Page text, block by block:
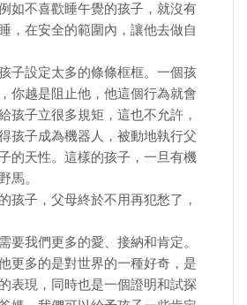
如不喜歡睡午覺的孩子，就沒有
，在安全的範圍內，讓他去做自
子設定太多的條條框框。一個孩
你越是阻止他，他這個行為就會
孩子立很多規矩，這也不允許，
孩子成為機器人，被動地執行父
的天性。這樣的孩子，一旦有機
馬。
孩子，父母終於不用再犯愁了，
要我們更多的愛、接納和肯定。
更多的是對世界的一種好奇，是
表現，同時也是一個證明和試探